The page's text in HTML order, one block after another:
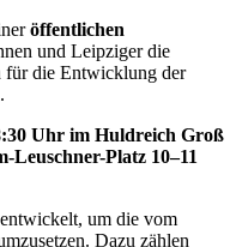
öffentlichen
und Leipziger die
für die Entwicklung der
Uhr im Huldreich Groß
Leuschner-Platz 10–11
um die vom
Dazu zählen